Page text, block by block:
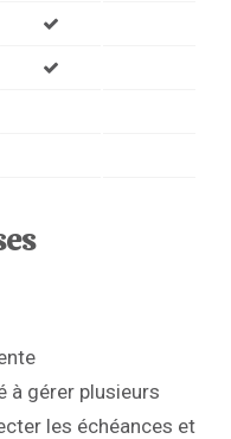
à gérer plusieurs
les échéances et